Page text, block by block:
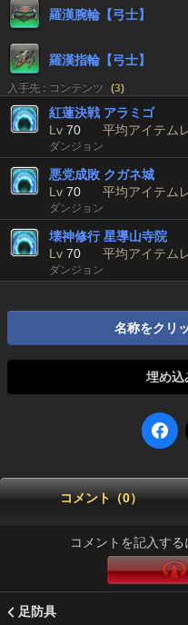
羅漢腕輪【弓士】
羅漢指輪【弓士】
入手先 : コンテンツ (3)
紅蓮決戦 アラミゴ
Lv 70 平均アイテム
ダンジョン
悪党成敗 クガネ城
Lv 70 平均アイテム
ダンジョン
壊神修行 星導山寺院
Lv 70 平均アイテム
ダンジョン
名称をクリ
埋め込
コメント（0）
コメントを記入する
足防具